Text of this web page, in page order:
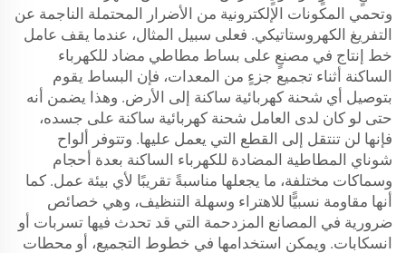
وتحمي المكونات الإلكترونية من الأضرار المحتملة الناجمة عن
التفريغ الكهروستاتيكي. فعلى سبيل المثال، عندما يقف عامل
خط إنتاج في مصنعٍ على بساط مطاطي مضاد للكهرباء
الساكنة أثناء تجميع جزءٍ من المعدات، فإن البساط يقوم
بتوصيل أي شحنة كهربائية ساكنة إلى الأرض. وهذا يضمن أنه
حتى لو كان لدى العامل شحنة كهربائية ساكنة على جسده،
فإنها لن تنتقل إلى القطع التي يعمل عليها. وتتوفر ألواح
شوناي المطاطية المضادة للكهرباء الساكنة بعدة أحجام
وسماكات مختلفة، ما يجعلها مناسبةً تقريبًا لأي بيئة عمل. كما
أنها مقاومة نسبيًّا للاهتراء وسهلة التنظيف، وهي خصائص
ضرورية في المصانع المزدحمة التي قد تحدث فيها تسربات أو
انسكابات. ويمكن استخدامها في خطوط التجميع، أو محطات